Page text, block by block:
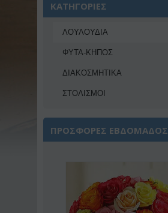
ΚΑΤΗΓΟΡΙΕΣ
ΛΟΥΛΟΥΔΙΑ
ΦΥΤΑ-ΚΗΠΟΣ
ΔΙΑΚΟΣΜΗΤΙΚA
ΣΤΟΛΙΣΜΟΙ
ΠΡΟΣΦΟΡΕΣ ΕΒΔΟΜΑΔΟΣ